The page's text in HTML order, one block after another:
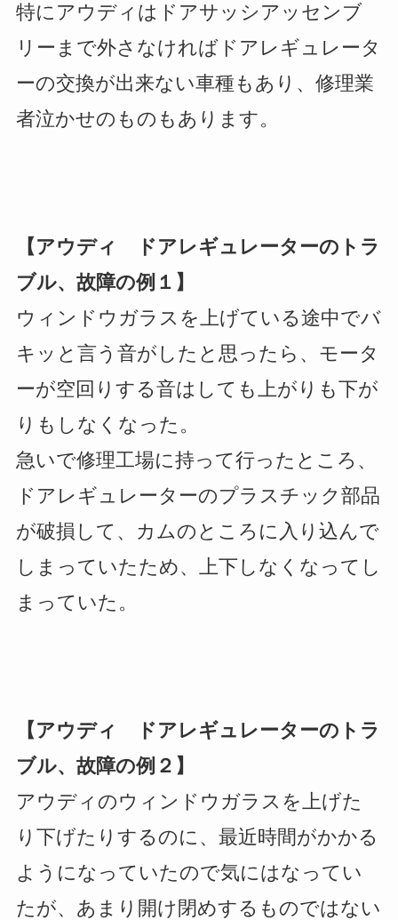
特にアウディはドアサッシアッセンブ
リーまで外さなければドアレギュレータ
ーの交換が出来ない車種もあり、修理業
者泣かせのものもあります。
【アウディ ドアレギュレーターのトラ
ブル、故障の例１】
ウィンドウガラスを上げている途中でバ
キッと言う音がしたと思ったら、モータ
ーが空回りする音はしても上がりも下が
りもしなくなった。
急いで修理工場に持って行ったところ、
ドアレギュレーターのプラスチック部品
が破損して、カムのところに入り込んで
しまっていたため、上下しなくなってし
まっていた。
【アウディ ドアレギュレーターのトラ
ブル、故障の例２】
アウディのウィンドウガラスを上げた
り下げたりするのに、最近時間がかかる
ようになっていたので気にはなってい
たが、あまり開け閉めするものではない